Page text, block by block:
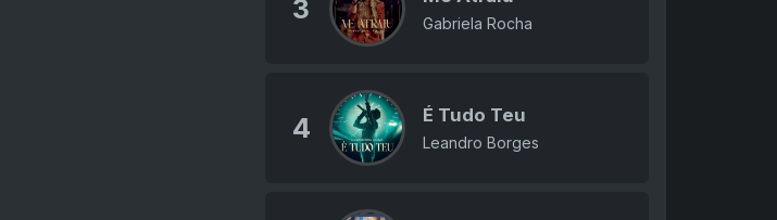
3 Gabriela Rocha
4 É Tudo Teu
Leandro Borges